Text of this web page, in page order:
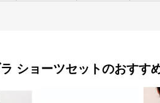
ショーツセットのおすす